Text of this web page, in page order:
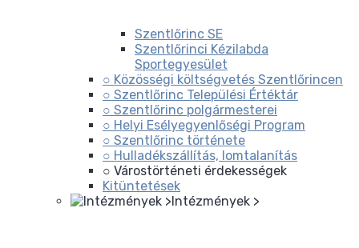
Szentlőrinc SE
Szentlőrinci Kézilabda
Sportegyesület
○ Közösségi költségvetés Szentlőrincen
○ Szentlőrinc Települési Értéktár
○ Szentlőrinc polgármesterei
○ Helyi Esélyegyenlőségi Program
○ Szentlőrinc története
○ Hulladékszállítás, lomtalanítás
○ Várostörténeti érdekességek
Kitüntetések
Intézmények >